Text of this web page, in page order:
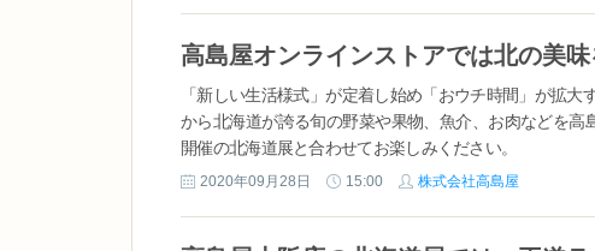
「新しい生活様式」が定着し始め「おウチ時間」が拡
から北海道が誇る旬の野菜や果物、魚介、お肉などを
開催の北海道展と合わせてお楽しみください。
■【開催中】高島屋オンラインストアの大北海道展
2020年09月28日 15:00 株式会社高島屋